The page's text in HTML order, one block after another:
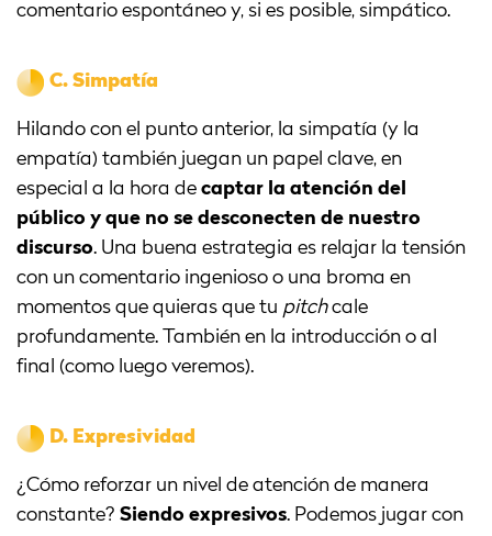
comentario espontáneo y, si es posible, simpático.
C. Simpatía
Hilando con el punto anterior, la simpatía (y la
empatía) también juegan un papel clave, en
especial a la hora de captar la atención del
público y que no se desconecten de nuestro
discurso. Una buena estrategia es relajar la tensión
con un comentario ingenioso o una broma en
momentos que quieras que tu pitchcale
profundamente. También en la introducción o al
final (como luego veremos).
D. Expresividad
¿Cómo reforzar un nivel de atención de manera
constante? Siendo expresivos. Podemos jugar con